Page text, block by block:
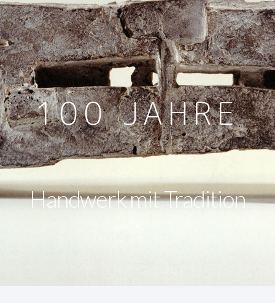
100 JAHRE
Handwerk mit Tradition